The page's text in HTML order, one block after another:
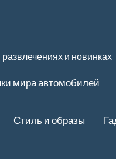
и новинках
мира автомобилей
Стиль и образы